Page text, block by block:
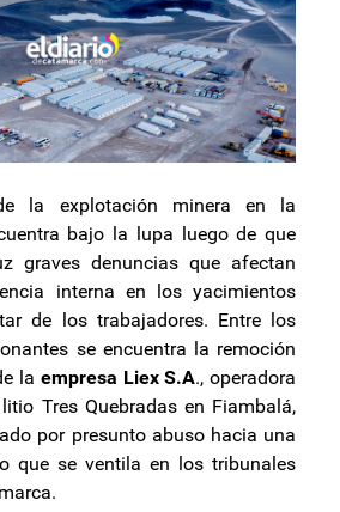
la explotación minera en la
bajo la lupa luego de que
graves denuncias que afectan
interna en los yacimientos
de los trabajadores. Entre los
se encuentra la remoción
la empresa Liex S.A., operadora
Tres Quebradas en Fiambalá,
por presunto abuso hacia una
que se ventila en los tribunales